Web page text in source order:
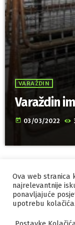
VARAŽDIN
Varaždin
today 03/03/2022
IZRADA I
MARKETING
PRAVILA
Ova web stranica
najrelevantnije
ponavljajuće
upotrebu kolačića.